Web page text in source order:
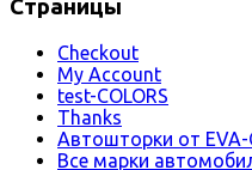
Страницы
Checkout
My Account
test-COLORS
Thanks
Автошторки от
Все марки